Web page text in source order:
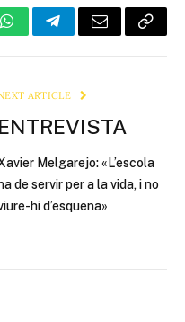
WhatsAppTelegramEmail Copy
ARTICLE
ENTREVISTA
Melgarejo: «L’escola
ha de servir per a la vida, i no
hi d’esquena»